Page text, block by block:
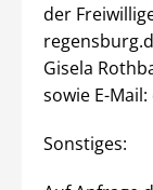
der
Gisela
sowie E-
Sonstiges: